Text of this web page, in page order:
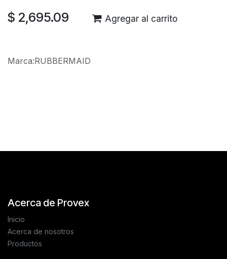
$ 2,695.09 Agregar al carrito
Marca:RUBBERMAID
Acerca de Provex
Inicio
Acerca de nosotros
Productos